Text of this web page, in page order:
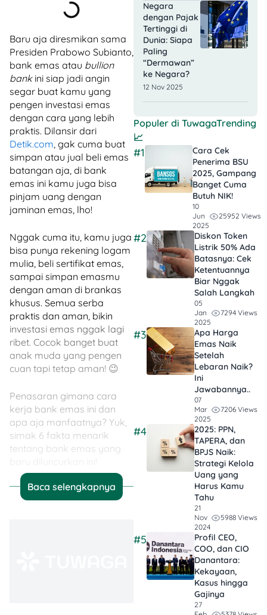
Baru aja diresmikan sama
Presiden Prabowo Subianto,
bank emas atau bullion
bankini siap jadi angin
segar buat kamu yang
pengen investasi emas
dengan cara yang lebih
praktis. Dilansir dari
Detik.com , gak cuma buat
simpan atau jual beli emas
batangan aja, di bank
emas ini kamu juga bisa
pinjam uang dengan
jaminan emas, lho!
Nggak cuma itu, kamu juga
bisa punya rekening logam
mulia, beli sertifikat emas,
sampai simpan emasmu
dengan aman di brankas
khusus. Semua serba
praktis dan aman, bikin
investasi emas nggak lagi
ribet. Cocok banget buat
anak muda yang pengen
cuan tapi tetap aman! 😉
Penasaran gimana cara
kerja bank emas ini dan
apa aja manfaatnya? Yuk,
simak 6 fakta menarik
tentang bank emas yang
6 Fakta Peluncuran
Bank Emas oleh
Baca selengkapnya
Negara
dengan Pajak
Tertinggi di
Dunia: Siapa
Paling
“Dermawan”
ke Negara?
12 Nov 2025
Populer di TuwagaTrending
📈
#1
Cara Cek
Penerima BSU
2025, Gampang
Banget Cuma
Butuh NIK!
10
Jun
2025
25952 Views
#2
Diskon Token
Listrik 50% Ada
Batasnya: Cek
Ketentuannya
Biar Nggak
Salah Langkah
05
Jan
2025
7294 Views
#3
Apa Harga
Emas Naik
Setelah
Lebaran Naik?
Ini
Jawabannya..
07
Mar
2025
7206 Views
#4
2025: PPN,
TAPERA, dan
BPJS Naik:
Strategi Kelola
Uang yang
Harus Kamu
Tahu
21
Nov
2024
5988 Views
#5
Profil CEO,
COO, dan CIO
Danantara:
Kekayaan,
Kasus hingga
Gajinya
27